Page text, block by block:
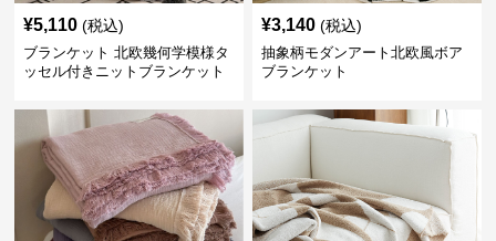
¥5,110 (税込)
ブランケット 北欧幾何学模様タ
ッセル付きニットブランケット
¥3,140 (税込)
抽象柄モダンアート北欧風ボア
ブランケット